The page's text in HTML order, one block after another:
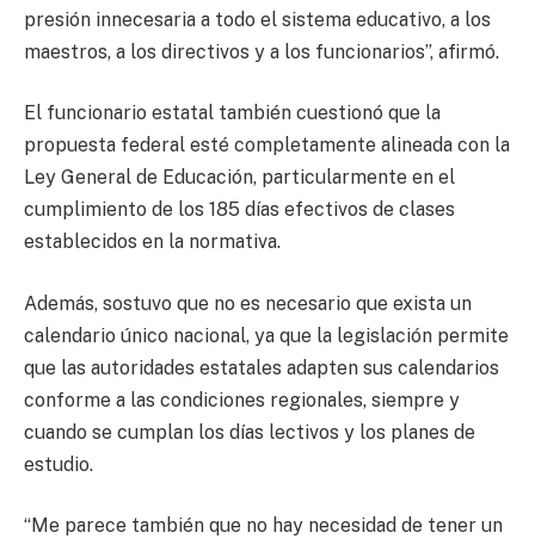
presión innecesaria a todo el sistema educativo, a los
maestros, a los directivos y a los funcionarios”, afirmó.
El funcionario estatal también cuestionó que la
propuesta federal esté completamente alineada con la
Ley General de Educación, particularmente en el
cumplimiento de los 185 días efectivos de clases
establecidos en la normativa.
Además, sostuvo que no es necesario que exista un
calendario único nacional, ya que la legislación permite
que las autoridades estatales adapten sus calendarios
conforme a las condiciones regionales, siempre y
cuando se cumplan los días lectivos y los planes de
estudio.
“Me parece también que no hay necesidad de tener un